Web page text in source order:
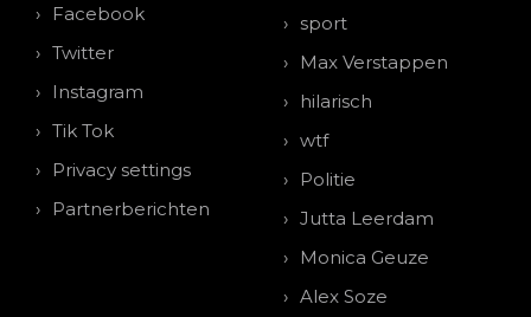
Facebook
Twitter
Instagram
Tik Tok
Privacy settings
Partnerberichten
sport
Max Verstappen
hilarisch
wtf
Politie
Jutta Leerdam
Monica Geuze
Alex Soze